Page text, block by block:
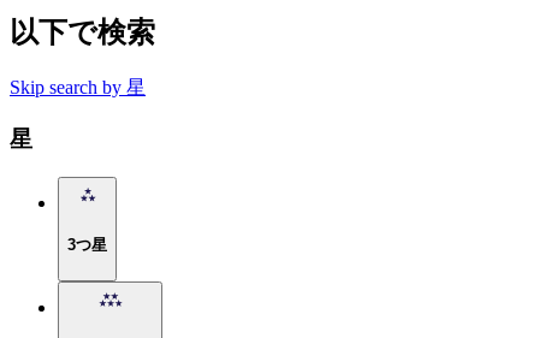
以下で検索
Skip search by 星
星
3つ星